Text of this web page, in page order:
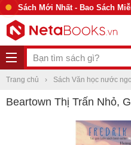
Sách Mới Nhất - Bao Sách Miễn
Trang chủ Sách Văn học nước
Beartown Thị Trấn Nhỏ,